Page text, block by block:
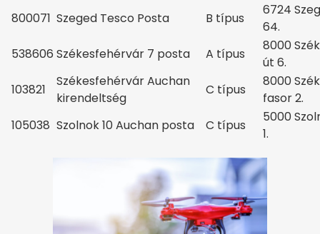
800071 Szeged Tesco Posta B típus
6724
64.
538606 Székesfehérvár 7 posta A típus
8000
út 6.
103821
Székesfehérvár Auchan
kirendeltség
C típus
8000
fasor 2.
105038 Szolnok 10 Auchan posta C típus
5000
1.